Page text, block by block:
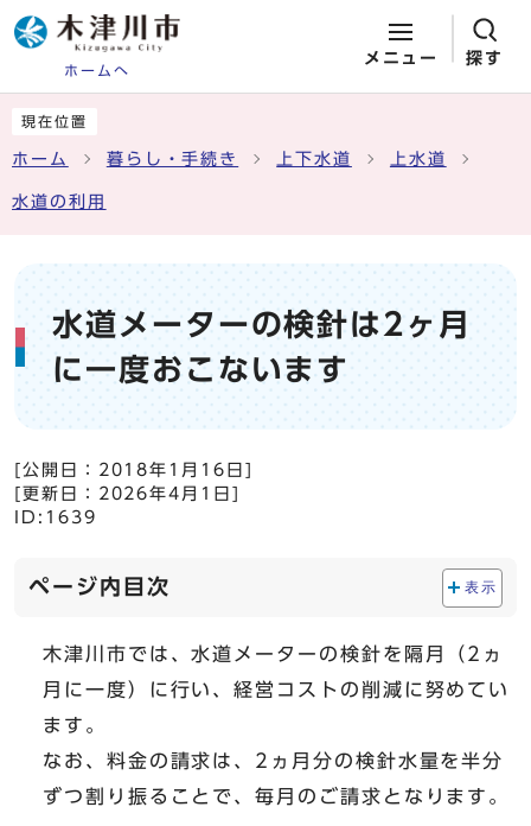
ホームへ
メニュー 探す
現在位置
ホーム 暮らし・手続き 上下水道 上水道
水道の利用
水道メーターの検針は2ヶ月
に一度おこないます
[公開日： 2018年1月16日
[更新日： 2026年4月1日
ID:1639
ページ内目次 表示
木津川市では、水道メーターの検針を隔月（2ヵ
月に一度）に行い、経営コストの削減に努めてい
ます。
なお、料金の請求は、2ヵ月分の検針水量を半分
ずつ割り振ることで、毎月のご請求となります。